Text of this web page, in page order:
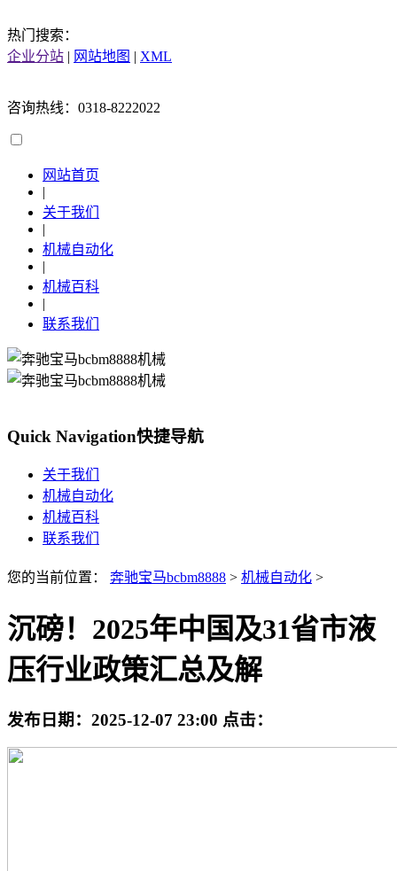
热门搜索：
企业分站 | 网站地图 | XML
咨询热线：0318-8222022
网站首页
|
关于我们
|
机械自动化
|
机械百科
|
联系我们
Quick Navigation快捷导航
关于我们
机械自动化
机械百科
联系我们
您的当前位置： 奔驰宝马bcbm8888 > 机械自动化 >
沉磅！2025年中国及31省市液
压行业政策汇总及解
发布日期： 2025-12-07 23:00 点击：